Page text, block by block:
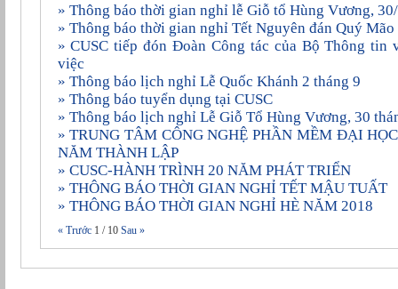
» Thông báo thời gian nghỉ lễ Giỗ tổ Hùng Vương,
» Thông báo thời gian nghỉ Tết Nguyên đán Quý
» CUSC tiếp đón Đoàn Công tác của Bộ Thông tin và Truyền thông đến làm
việc
» Thông báo lịch nghỉ Lễ Quốc Khánh 2 tháng 9
» Thông báo tuyển dụng tại CUSC
» Thông báo lịch nghỉ Lễ Giỗ Tổ Hùng Vương, 30
» TRUNG TÂM CÔNG NGHỆ PHẦN MỀM ÐẠI HỌC CẦN THƠ KỶ NIỆM 20
NĂM THÀNH LẬP
» CUSC-HÀNH TRÌNH 20 NĂM PHÁT TRIỂN
» THÔNG BÁO THỜI GIAN NGHỈ TẾT MẬU TUẤT
» THÔNG BÁO THỜI GIAN NGHỈ HÈ NĂM 2018
« Trước 1 / 10 Sau »